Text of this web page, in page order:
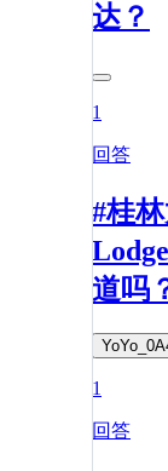
达？
1
回答
#桂
道吗
1
回答